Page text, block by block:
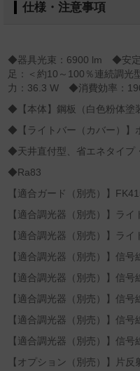
仕様・注意事項
◆器具光束：6900 lm ◆安
足：＜約10～100％連続調
力：36.3 W ◆消費効率：
◆【本体】鋼板（白色粉体塗
◆【ライトバー（カバー）】
◆天井直付型、省エネタイプ
◆Ra83
【適合ガード（別売）】
【適合調光器（別売）】ラ
【適合調光器（別売）】ラ
【適合調光器（別売）】信
【適合調光器（別売）】信
【適合調光器（別売）】信
【適合調光器（別売）】信
【適合調光器（別売）】信
【オプション（別売）】片